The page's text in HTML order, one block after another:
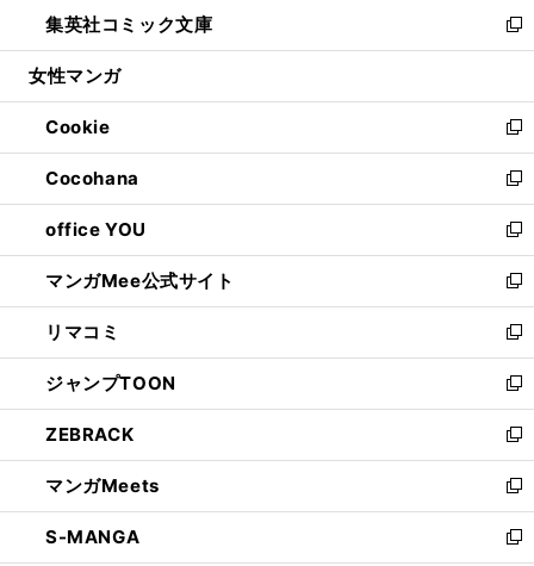
く
で
開
ド
ウ
開
く
ィ
ン
ウ
で
開
く
い
ウ
ン
ド
ウ
で
開
く
集英社コミック文庫
新
し
ウ
ィ
ン
ド
ウ
で
開
く
女性マンガ
Cookie
新
し
い
ウ
ィ
ン
ド
ウ
で
開
く
Cocohana
新
し
い
ウ
ィ
ン
ド
ウ
で
開
く
office YOU
新
し
い
ウ
ィ
ン
ド
ウ
で
開
く
マンガMee公式サイト
新
し
い
ウ
ィ
ン
ド
ウ
で
開
く
リマコミ
新
し
い
ウ
ィ
ン
ド
ウ
で
ジャンプTOON
新
し
い
ウ
ィ
ン
ド
ZEBRACK
新
し
い
ウ
ィ
マンガMeets
新
し
い
S-MANGA
新